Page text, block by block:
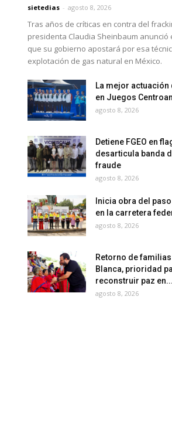
sietedias - agosto 8, 2026
Tras años de críticas en contra del
presidenta Claudia Sheinbaum anunció
que su gobierno apostará por esa
explotación de gas natural en México.
La mejor actuación
en Juegos
agosto 8, 2026
Detiene FGEO en
desarticula banda
fraude
agosto 8, 2026
Inicia obra del
en la carretera
agosto 8, 2026
Retorno de
Blanca, prioridad
reconstruir paz en...
agosto 8, 2026